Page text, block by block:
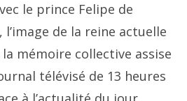
le prince Felipe de
l’image de la reine actuelle
mémoire collective assise
télévisé de 13 heures